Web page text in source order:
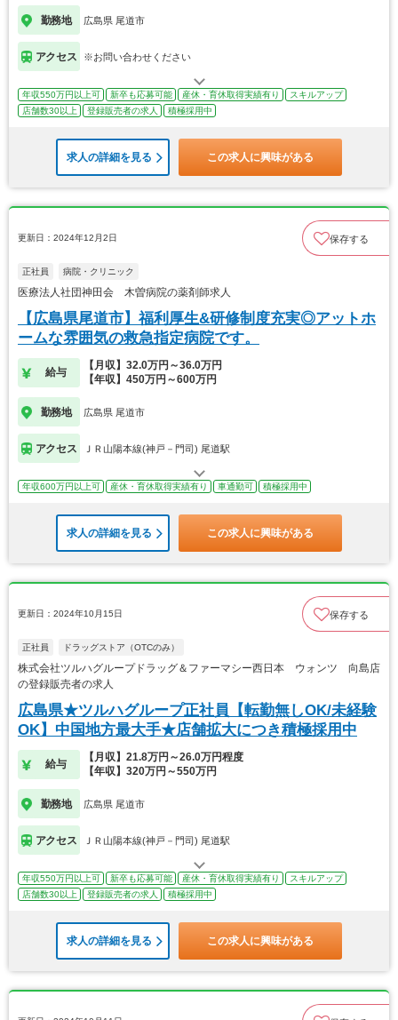
勤務地 広島県 尾道市
アクセス ※お問い合わせください
年収550万円以上可 新卒も応募可能 産休・育休取得実績有り
スキルアップ
店舗数30以上
登録販売者の求人 積極採用中
求人の詳細を見る この求人に興味がある
更新日：2024年12月2日 保存する
正社員 病院・クリニック
医療法人社団神田会 木曽病院の薬剤師求人
【広島県尾道市】福利厚生&研修制度充実◎アットホ
ームな雰囲気の救急指定病院です。
給与
【月収】32.0万円～36.0万円
【年収】450万円～600万円
勤務地 広島県 尾道市
アクセス ＪＲ山陽本線(神戸－門司) 尾道駅
年収600万円以上可 産休・育休取得実績有り 車通勤可 積極採用中
求人の詳細を見る この求人に興味がある
更新日：2024年10月15日 保存する
正社員 ドラッグストア（OTCのみ）
株式会社ツルハグループドラッグ＆ファーマシー西日本 ウォンツ 向島店
の登録販売者の求人
広島県★ツルハグループ正社員【転勤無しOK/未経験
OK】中国地方最大手★店舗拡大につき積極採用中
給与
【月収】21.8万円～26.0万円程度
【年収】320万円～550万円
勤務地 広島県 尾道市
アクセス ＪＲ山陽本線(神戸－門司) 尾道駅
年収550万円以上可 新卒も応募可能 産休・育休取得実績有り
スキルアップ
店舗数30以上
登録販売者の求人 積極採用中
求人の詳細を見る この求人に興味がある